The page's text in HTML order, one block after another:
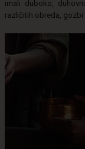
imali duboko,
različitih obreda, gozbi